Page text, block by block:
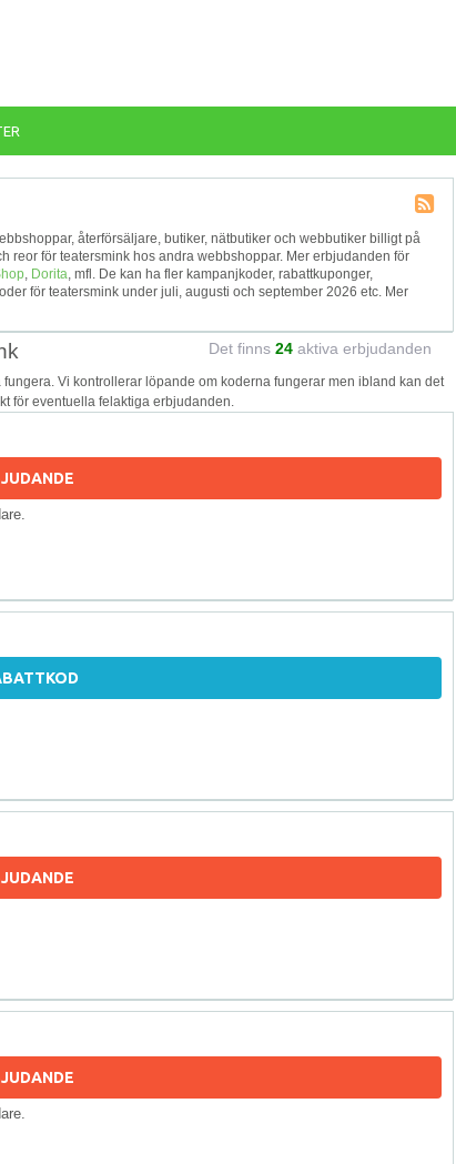
Kupong
Tagg
återförsäljare, butiker, nätbutiker och webbutiker billigt på
reor för teatersmink hos andra webbshoppar. Mer erbjudanden för
, Dorita, mfl. De kan ha fler kampanjkoder, rabattkuponger,
för teatersmink under juli, augusti och september 2026 etc. Mer
Det finns 24 aktiva erbjudanden
Vi kontrollerar löpande om koderna fungerar men ibland kan det
för eventuella felaktiga erbjudanden.